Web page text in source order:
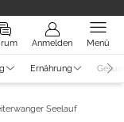
Anmelden Menü
Ernährung
Seelauf